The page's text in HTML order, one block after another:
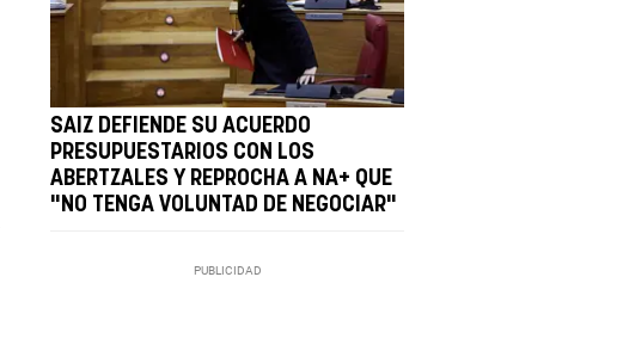
SAIZ DEFIENDE SU ACUERDO
PRESUPUESTARIOS CON LOS
ABERTZALES Y REPROCHA A NA+ QUE
"NO TENGA VOLUNTAD DE NEGOCIAR"